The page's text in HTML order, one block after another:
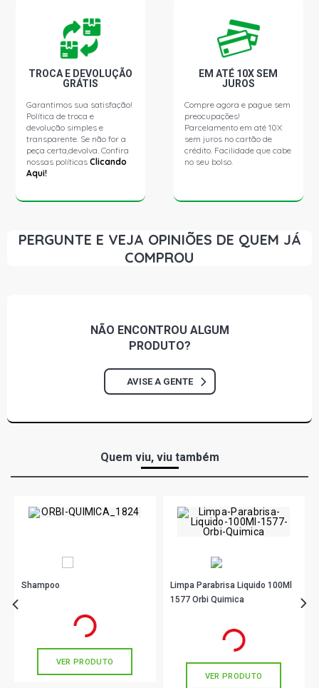
TROCA E DEVOLUÇÃO
GRÁTIS
Garantimos sua satisfação!
Política de troca e
devolução simples e
transparente. Se não for a
peça certa,devolva. Confira
nossas políticasClicando
Aqui!
EM ATÉ 10X SEM
JUROS
Compre agora e pague sem
preocupações!
Parcelamento em até 10X
sem juros no cartão de
crédito. Facilidade que cabe
no seu bolso.
PERGUNTE E VEJA OPINIÕES DE QUEM JÁ
COMPROU
NÃO ENCONTROU ALGUM
PRODUTO?
AVISE A GENTE
Quem viu, viu também
Shampoo
em até 1x de
VER PRODUTO
Limpa Parabrisa Liquido 100Ml
1577 Orbi Quimica
em até 1x de
VER PRODUTO